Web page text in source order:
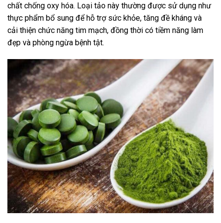
chất chống oxy hóa. Loại tảo này thường được sử dụng như
thực phẩm bổ sung để hỗ trợ sức khỏe, tăng đề kháng và
cải thiện chức năng tim mạch, đồng thời có tiềm năng làm
đẹp và phòng ngừa bệnh tật.